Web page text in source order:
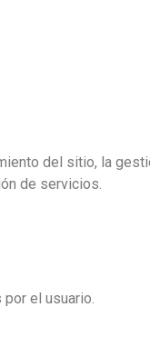
del sitio, la
de servicios.
el usuario.